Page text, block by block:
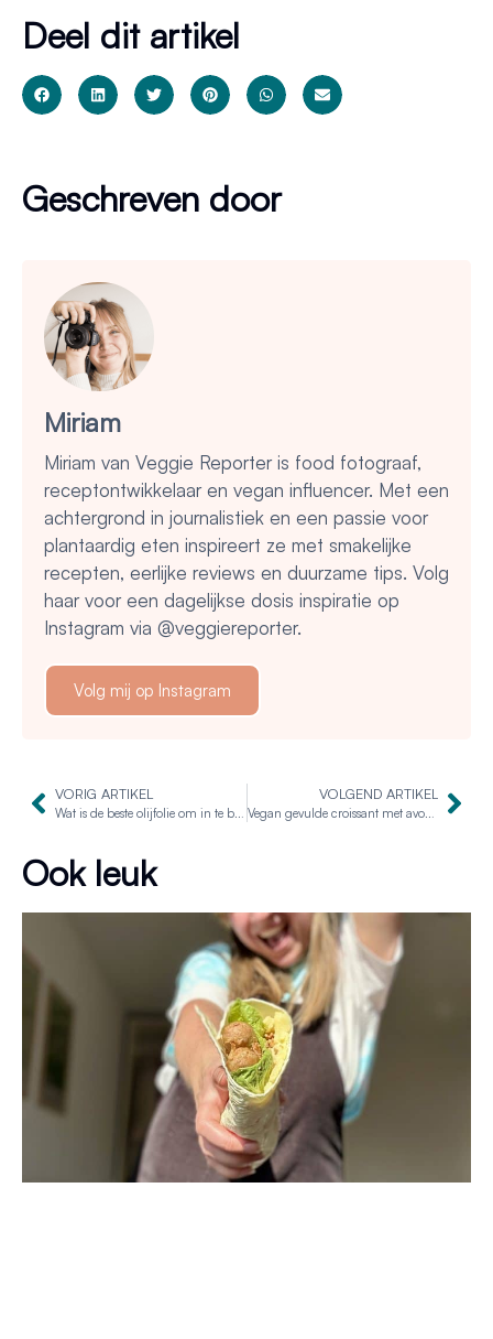
Deel dit artikel
Geschreven door
Miriam
Miriam van Veggie Reporter is food fotograaf,
receptontwikkelaar en vegan influencer. Met een
achtergrond in journalistiek en een passie voor
plantaardig eten inspireert ze met smakelijke
recepten, eerlijke reviews en duurzame tips. Volg
haar voor een dagelijkse dosis inspiratie op
Instagram via @veggiereporter.
Volg mij op Instagram
VORIG ARTIKEL
Wat is de beste olijfolie om in te bakken?
VOLGEND ARTIKEL
Vegan gevulde croissant met avocado en kiemen
Ook leuk